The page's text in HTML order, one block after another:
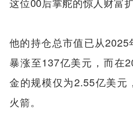
他的持仓总市值已从2025
暴涨至137亿美元，而在
金的规模仅为2.55亿美元
火箭。